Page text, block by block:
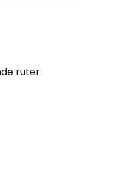
ruter: